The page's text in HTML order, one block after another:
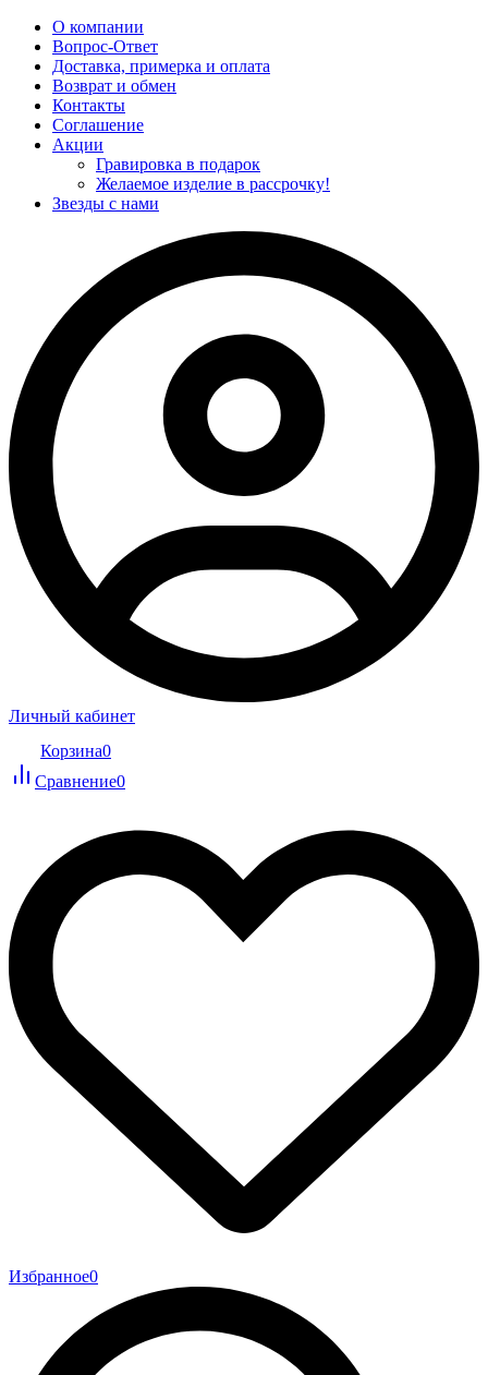
О компании
Вопрос-Ответ
Доставка, примерка и оплата
Возврат и обмен
Контакты
Соглашение
Акции
Гравировка в подарок
Желаемое изделие в рассрочку!
Звезды с нами
Личный кабинет
Корзина0
Сравнение0
Избранное0